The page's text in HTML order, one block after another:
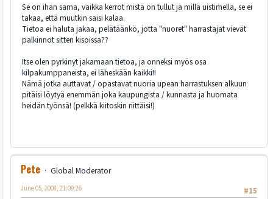
Se on ihan sama, vaikka kerrot mistä on tullut ja millä uistimella, se ei
takaa, että muutkin saisi kalaa.
Tietoa ei haluta jakaa, pelätäänkö, jotta "nuoret" harrastajat vievät
palkinnot sitten kisoissa??
Itse olen pyrkinyt jakamaan tietoa, ja onneksi myös osa
kilpakumppaneista, ei läheskään kaikki!!
Nämä jotka auttavat / opastavat nuoria upean harrastuksen alkuun
pitäisi löytyä enemmän joka kaupungista / kunnasta ja huomata
heidän työnsä! (pelkkä kiitoskin riittäisi!)
Pete
Global Moderator
#15
June 05, 2008, 21:09:26